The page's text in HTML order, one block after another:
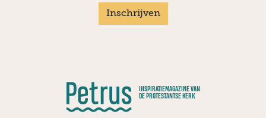
Inschrijven
INSPIRATIEMAGAZINE VAN
DE PROTESTANTSE KERK